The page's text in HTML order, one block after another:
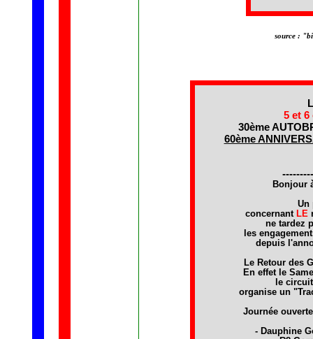
source :
5 et 6
30ème
60ème
Bonjour
Un
concernant LE
ne tardez
les
depuis
Le Retour des
En effet le
le
organise un
Journée
- Dauphine